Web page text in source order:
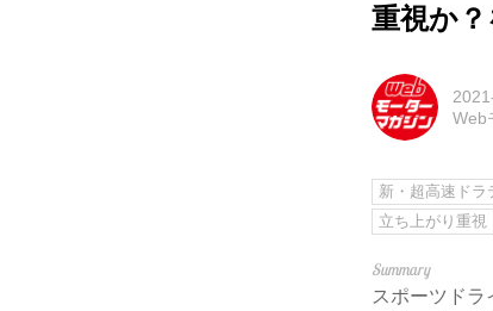
重視か？
Web
新・超高速ドラ
立ち上がり重視
スポーツド